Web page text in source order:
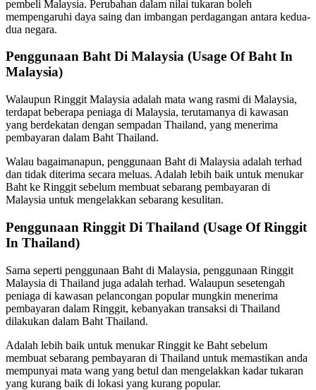
pembeli Malaysia. Perubahan dalam nilai tukaran boleh
mempengaruhi daya saing dan imbangan perdagangan antara kedua-
dua negara.
Penggunaan Baht Di Malaysia (Usage Of Baht In
Malaysia)
Walaupun Ringgit Malaysia adalah mata wang rasmi di Malaysia,
terdapat beberapa peniaga di Malaysia, terutamanya di kawasan
yang berdekatan dengan sempadan Thailand, yang menerima
pembayaran dalam Baht Thailand.
Walau bagaimanapun, penggunaan Baht di Malaysia adalah terhad
dan tidak diterima secara meluas. Adalah lebih baik untuk menukar
Baht ke Ringgit sebelum membuat sebarang pembayaran di
Malaysia untuk mengelakkan sebarang kesulitan.
Penggunaan Ringgit Di Thailand (Usage Of Ringgit
In Thailand)
Sama seperti penggunaan Baht di Malaysia, penggunaan Ringgit
Malaysia di Thailand juga adalah terhad. Walaupun sesetengah
peniaga di kawasan pelancongan popular mungkin menerima
pembayaran dalam Ringgit, kebanyakan transaksi di Thailand
dilakukan dalam Baht Thailand.
Adalah lebih baik untuk menukar Ringgit ke Baht sebelum
membuat sebarang pembayaran di Thailand untuk memastikan anda
mempunyai mata wang yang betul dan mengelakkan kadar tukaran
yang kurang baik di lokasi yang kurang popular.